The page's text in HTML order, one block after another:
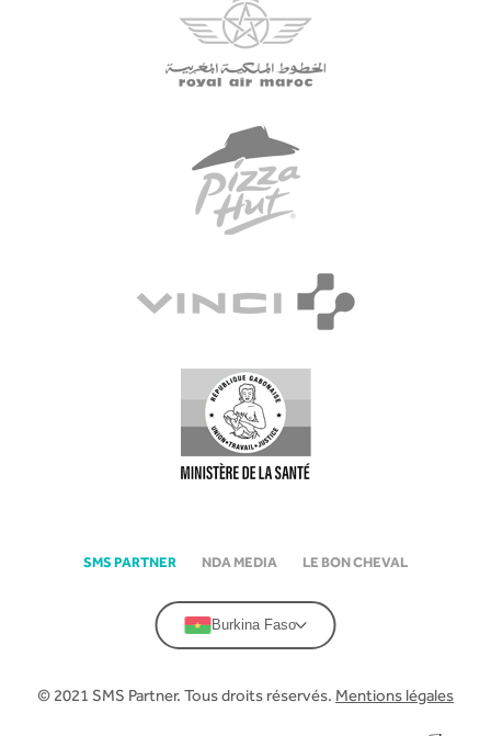
SMS PARTNER NDA MEDIA LE BON CHEVAL
Burkina Faso
© 2021 SMS Partner. Tous droits réservés. Mentions légales